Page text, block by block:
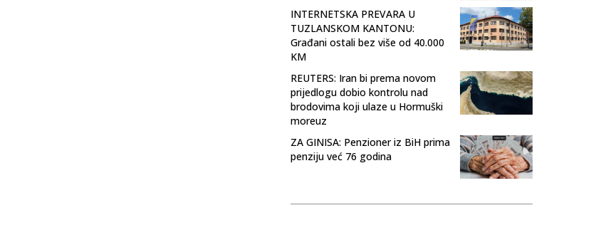
INTERNETSKA PREVARA U
TUZLANSKOM KANTONU:
Građani ostali bez više od 40.000
KM
REUTERS: Iran bi prema novom
prijedlogu dobio kontrolu nad
brodovima koji ulaze u Hormuški
moreuz
ZA GINISA: Penzioner iz BiH prima
penziju već 76 godina